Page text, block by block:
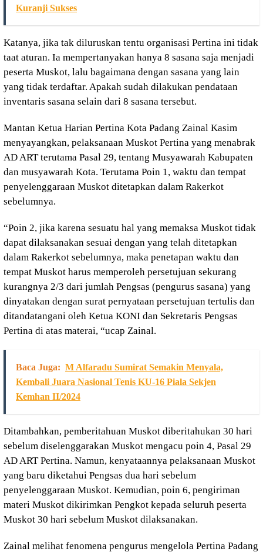
Kuranji Sukses
Katanya, jika tak diluruskan tentu organisasi Pertina ini tidak
taat aturan. Ia mempertanyakan hanya 8 sasana saja menjadi
peserta Muskot, lalu bagaimana dengan sasana yang lain
yang tidak terdaftar. Apakah sudah dilakukan pendataan
inventaris sasana selain dari 8 sasana tersebut.
Mantan Ketua Harian Pertina Kota Padang Zainal Kasim
menyayangkan, pelaksanaan Muskot Pertina yang menabrak
AD ART terutama Pasal 29, tentang Musyawarah Kabupaten
dan musyawarah Kota. Terutama Poin 1, waktu dan tempat
penyelenggaraan Muskot ditetapkan dalam Rakerkot
sebelumnya.
“Poin 2, jika karena sesuatu hal yang memaksa Muskot tidak
dapat dilaksanakan sesuai dengan yang telah ditetapkan
dalam Rakerkot sebelumnya, maka penetapan waktu dan
tempat Muskot harus memperoleh persetujuan sekurang
kurangnya 2/3 dari jumlah Pengsas (pengurus sasana) yang
dinyatakan dengan surat pernyataan persetujuan tertulis dan
ditandatangani oleh Ketua KONI dan Sekretaris Pengsas
Pertina di atas materai, “ucap Zainal.
Baca Juga: M Alfaradu Sumirat Semakin Menyala,
Kembali Juara Nasional Tenis KU-16 Piala Sekjen
Kemhan II/2024
Ditambahkan, pemberitahuan Muskot diberitahukan 30 hari
sebelum diselenggarakan Muskot mengacu poin 4, Pasal 29
AD ART Pertina. Namun, kenyataannya pelaksanaan Muskot
yang baru diketahui Pengsas dua hari sebelum
penyelenggaraan Muskot. Kemudian, poin 6, pengiriman
materi Muskot dikirimkan Pengkot kepada seluruh peserta
Muskot 30 hari sebelum Muskot dilaksanakan.
Zainal melihat fenomena pengurus mengelola Pertina Padang